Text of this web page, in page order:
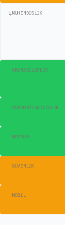
↳MÜHENDISLIK
OKUNABILIRLIK
SÜRDÜRÜLEBILIRLIK
MOTION
GÜVENLIK
MOBIL